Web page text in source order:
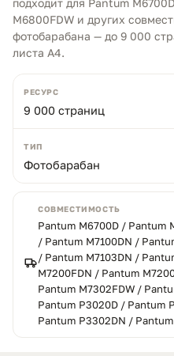
подходит для Pantum
M6800FDW и других
фотобарабана — до 9 000
листа A4.
РЕСУРС
9 000 страниц
ТИП
Фотобарабан
СОВМЕСТИМОСТЬ
Pantum M6700D / Pantum
/ Pantum M7100DN /
/ Pantum M7103DN /
M7200FDN / Pantum
Pantum M7302FDW /
Pantum P3020D / Pantum
Pantum P3302DN /